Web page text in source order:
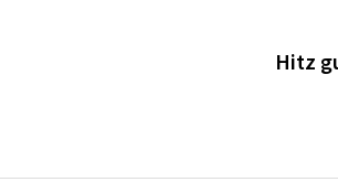
Hitz